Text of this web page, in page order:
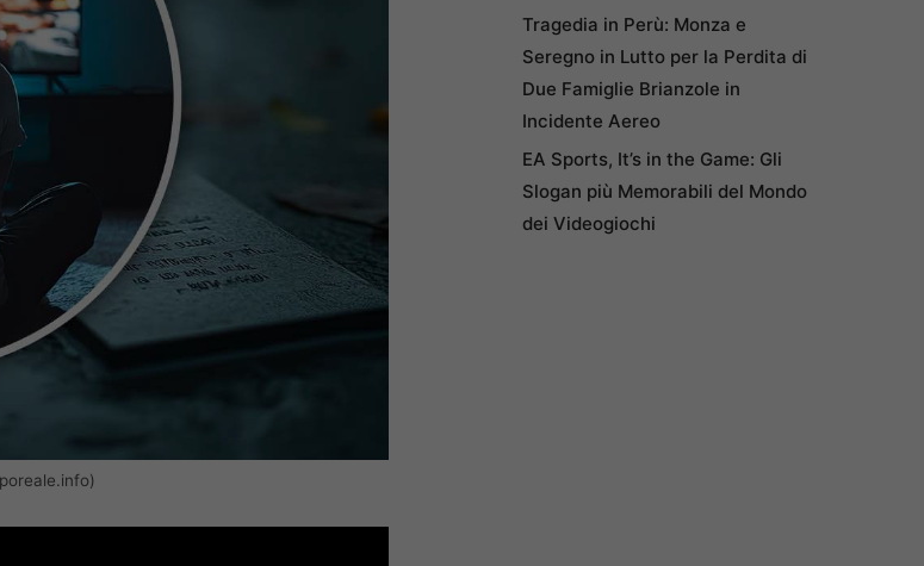
Tragedia in Perù: Monza e
Seregno in Lutto per la Perdita di
Due Famiglie Brianzole in
Incidente Aereo
EA Sports, It’s in the Game: Gli
Slogan più Memorabili del Mondo
dei Videogiochi